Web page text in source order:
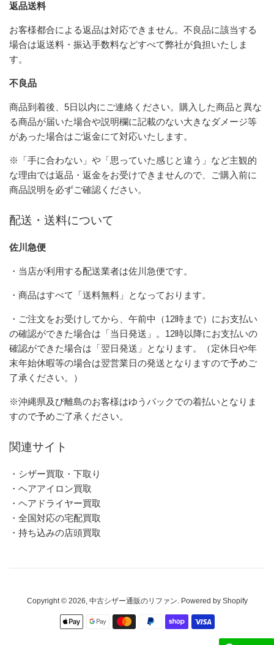
返品送料
お客様都合による返品は対応できません。不良品に該当する
場合は返送料・振込手数料などすべて弊社が負担いたしま
す。
不良品
商品到着後、5日以内にご連絡ください。購入した商品と異な
る商品が届いた場合や説明欄に記載のない大きなダメージ等
があった場合はご返金にて対応いたします。
※「手に合わない」や「思っていた感じと違う」など主観的
な理由では返品・返金をお受けできませんので、ご購入前に
商品説明を必ずご確認ください。
配送・送料について
佐川急便
・当店が利用する配送業者は佐川急便です。
・商品はすべて「送料無料」となっております。
・ご注文をお受けしてから、午前中（12時まで）にお支払い
の確認ができた場合は「当日発送」。12時以降にお支払いの
確認ができた場合は「翌日発送」となります。（定休日や年
末年始休暇等の場合は翌営業日の発送となりますので予めご
了承ください。）
※沖縄県及び離島のお客様はゆうパックでの着払いとなりま
すので予めご了承ください。
関連サイト
・シザー買取・下取り
・ヘアアイロン買取
・ヘアドライヤー買取
・全国対応の宅配買取
・持ち込みの店頭買取
Copyright © 2026, 中古シザー通販のリファン. Powered by Shopify